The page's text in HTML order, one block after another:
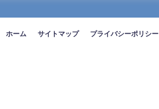
ホーム サイトマップ プライバシーポリシー